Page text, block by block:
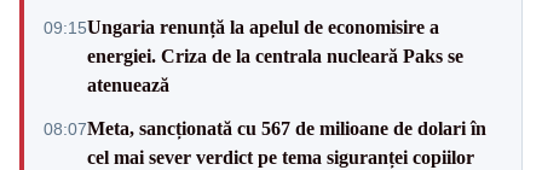
09:15Ungaria renunță la apelul de economisire a
energiei. Criza de la centrala nucleară Paks se
atenuează
08:07Meta, sancționată cu 567 de milioane de dolari în
cel mai sever verdict pe tema siguranței copiilor